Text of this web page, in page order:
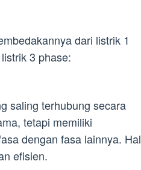
dari listrik 1
3 phase:
saling terhubung secara
tetapi memiliki
dengan fasa lainnya. Hal
efisien.